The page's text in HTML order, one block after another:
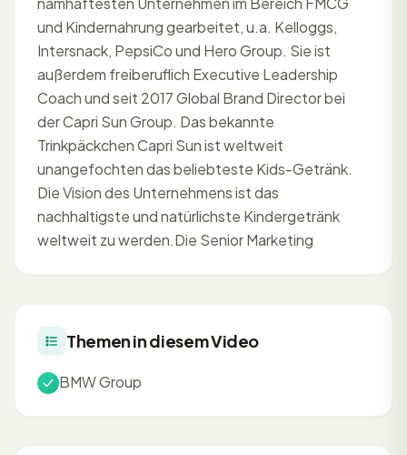
und Kindernahrung gearbeitet, u.a. Kelloggs,
Intersnack, PepsiCo und Hero Group. Sie ist
außerdem freiberuflich Executive Leadership
Coach und seit 2017 Global Brand Director bei
der Capri Sun Group. Das bekannte
Trinkpäckchen Capri Sun ist weltweit
unangefochten das beliebteste Kids-Getränk.
Die Vision des Unternehmens ist das
nachhaltigste und natürlichste Kindergetränk
weltweit zu werden.Die Senior Marketing
Themen in diesem Video
BMW Group